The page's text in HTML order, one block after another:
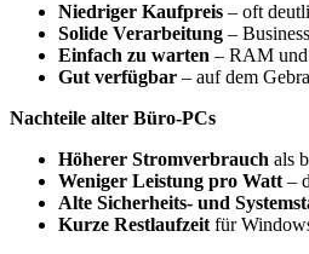
Niedriger Kaufpreis – oft
Solide Verarbeitung –
Einfach zu warten – RAM und
Gut verfügbar – auf dem
Nachteile alter Büro-PCs
Höherer Stromverbrauch als
Weniger Leistung pro Watt –
Alte Sicherheits- und
Kurze Restlaufzeit für